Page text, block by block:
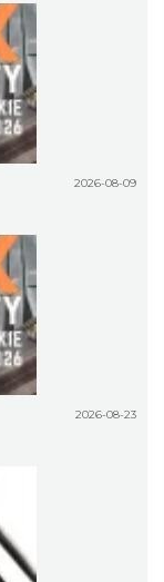
2026-08-09
2026-08-23